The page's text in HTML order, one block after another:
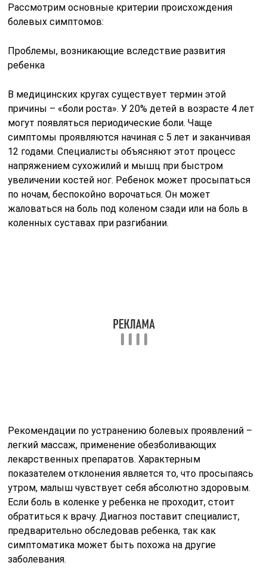
Рассмотрим основные критерии происхождения
болевых симптомов:
Проблемы, возникающие вследствие развития
ребенка
В медицинских кругах существует термин этой
причины – «боли роста». У 20% детей в возрасте 4 лет
могут появляться периодические боли. Чаще
симптомы проявляются начиная с 5 лет и заканчивая
12 годами. Специалисты объясняют этот процесс
напряжением сухожилий и мышц при быстром
увеличении костей ног. Ребенок может просыпаться
по ночам, беспокойно ворочаться. Он может
жаловаться на боль под коленом сзади или на боль в
коленных суставах при разгибании.
Рекомендации по устранению болевых проявлений –
легкий массаж, применение обезболивающих
лекарственных препаратов. Характерным
показателем отклонения является то, что просыпаясь
утром, малыш чувствует себя абсолютно здоровым.
Если боль в коленке у ребенка не проходит, стоит
обратиться к врачу. Диагноз поставит специалист,
предварительно обследовав ребенка, так как
симптоматика может быть похожа на другие
заболевания.